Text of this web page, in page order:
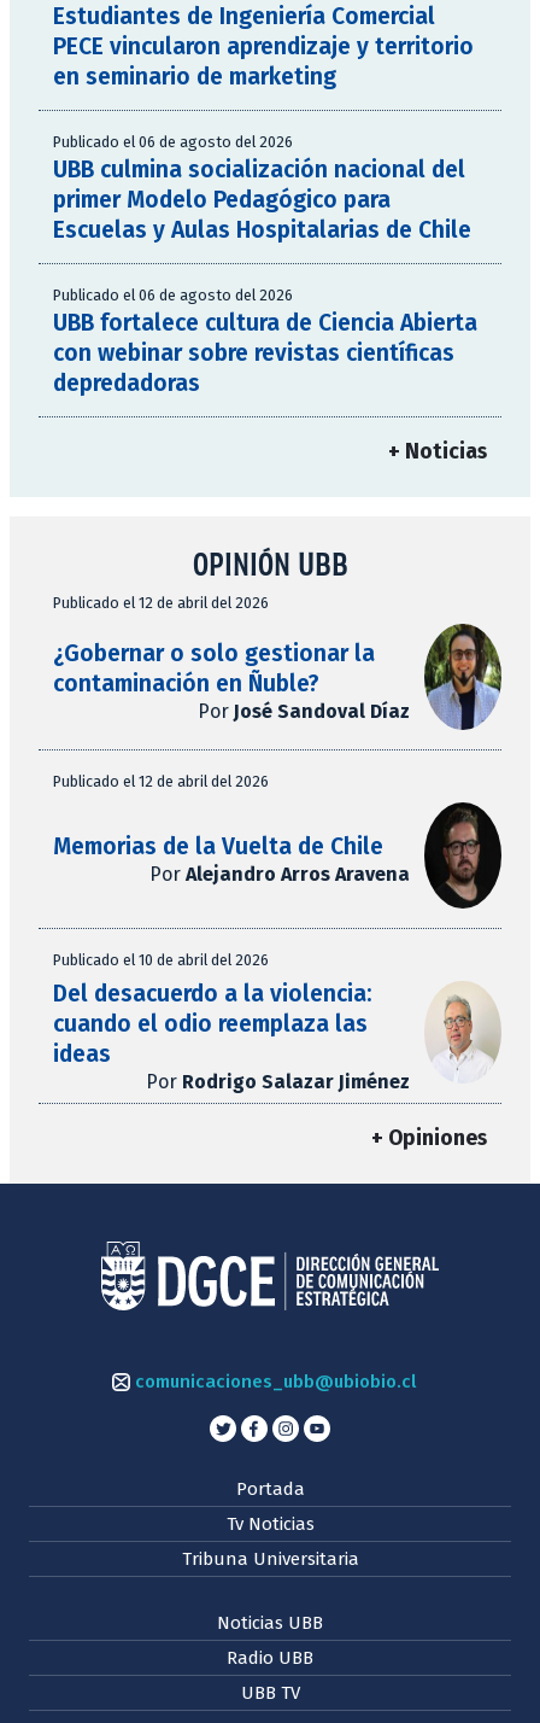
Estudiantes de Ingeniería Comercial
PECE vincularon aprendizaje y territorio
en seminario de marketing
Publicado el 06 de agosto del 2026
UBB culmina socialización nacional del
primer Modelo Pedagógico para
Escuelas y Aulas Hospitalarias de Chile
Publicado el 06 de agosto del 2026
UBB fortalece cultura de Ciencia Abierta
con webinar sobre revistas científicas
depredadoras
+ Noticias
OPINIÓN UBB
Publicado el 12 de abril del 2026
¿Gobernar o solo gestionar la
contaminación en Ñuble?
Por José Sandoval Díaz
Publicado el 12 de abril del 2026
Memorias de la Vuelta de Chile
Por Alejandro Arros Aravena
Publicado el 10 de abril del 2026
Del desacuerdo a la violencia:
cuando el odio reemplaza las
ideas
Por Rodrigo Salazar Jiménez
+ Opiniones
comunicaciones_ubb@ubiobio.cl
Portada
Tv Noticias
Tribuna Universitaria
Noticias UBB
Radio UBB
UBB TV